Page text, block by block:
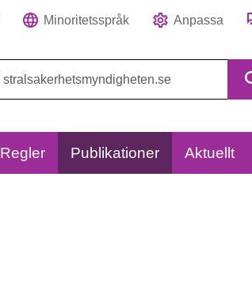
Minoritetsspråk Anpassa
Regler Publikationer Aktuellt